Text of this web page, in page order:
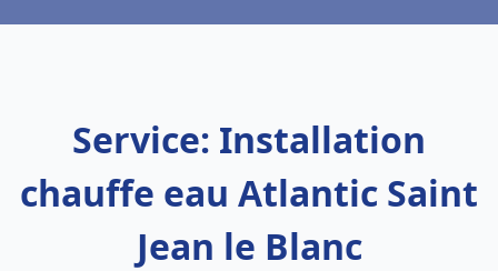
Service: Installation
chauffe eau Atlantic Saint
Jean le Blanc